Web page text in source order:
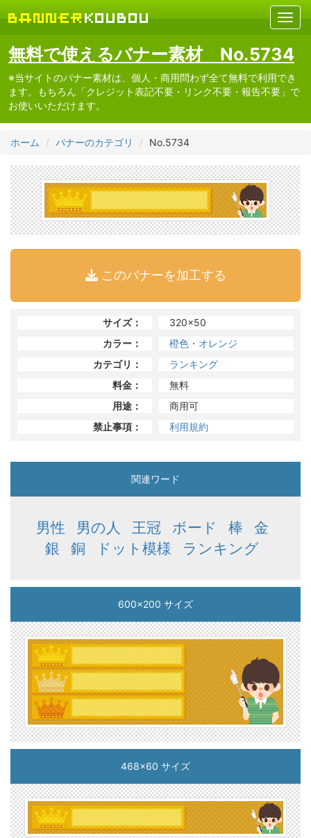
無料で使えるバナー素材 No.5734
※当サイトのバナー素材は、個人・商用問わず全て無料で利用でき
ます。もちろん「クレジット表記不要・リンク不要・報告不要」で
お使いいただけます。
ホーム バナーのカテゴリ No.5734
このバナーを加工する
サイズ：
320x50
カラー：
橙色・オレンジ
カテゴリ：
ランキング
料金：
無料
用途：
商用可
禁止事項：
利用規約
関連ワード
男性 男の人 王冠 ボード 棒
金
銀
銅 ドット模様 ランキング
600x200 サイズ
468x60 サイズ